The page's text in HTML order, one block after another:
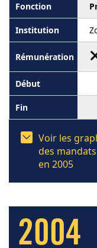
Voir les
des
en 2005
2004